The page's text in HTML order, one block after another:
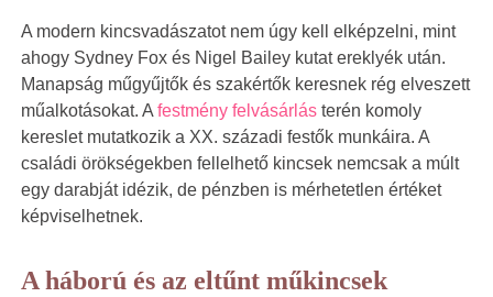
A modern kincsvadászatot nem úgy kell elképzelni, mint
ahogy Sydney Fox és Nigel Bailey kutat ereklyék után.
Manapság műgyűjtők és szakértők keresnek rég elveszett
műalkotásokat. A festmény felvásárlásterén komoly
kereslet mutatkozik a XX. századi festők munkáira. A
családi örökségekben fellelhető kincsek nemcsak a múlt
egy darabját idézik, de pénzben is mérhetetlen értéket
képviselhetnek.
A háború és az eltűnt műkincsek